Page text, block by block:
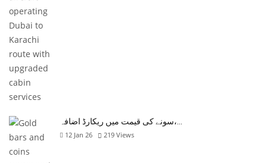
سونے کی قیمت میں ریکارڈ اضافہ،…
12 Jan 26 219 Views